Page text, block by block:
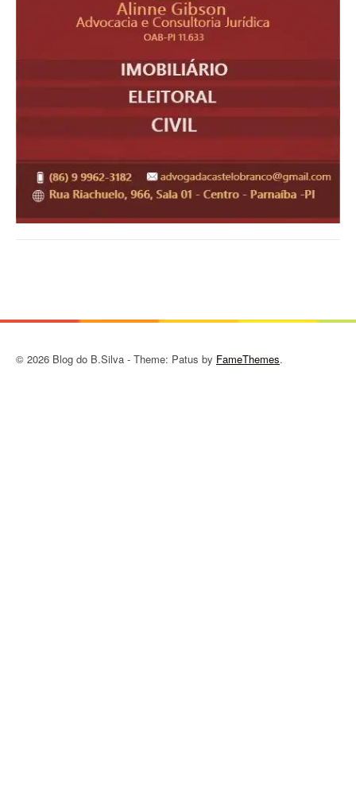
© 2026 Blog do B.Silva - Theme: Patus by FameThemes.